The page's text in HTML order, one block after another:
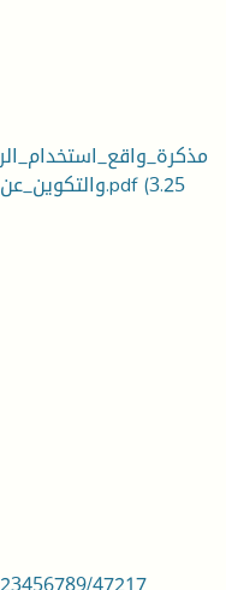
والتكوين_عن (النسخة النهائية)_064146_065730.pdf(3.25